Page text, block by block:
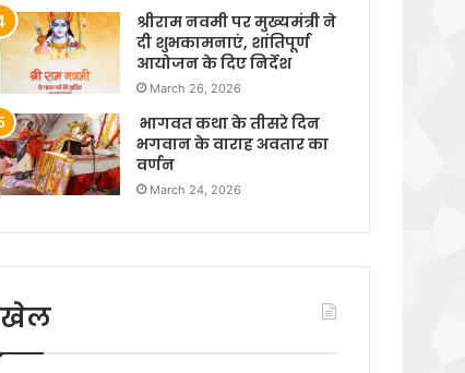
श्रीराम नवमी पर मुख्यमंत्री ने
दी शुभकामनाएं, शांतिपूर्ण
आयोजन के दिए निर्देश
March 26, 2026
भागवत कथा के तीसरे दिन
भगवान के वाराह अवतार का
वर्णन
March 24, 2026
खेल